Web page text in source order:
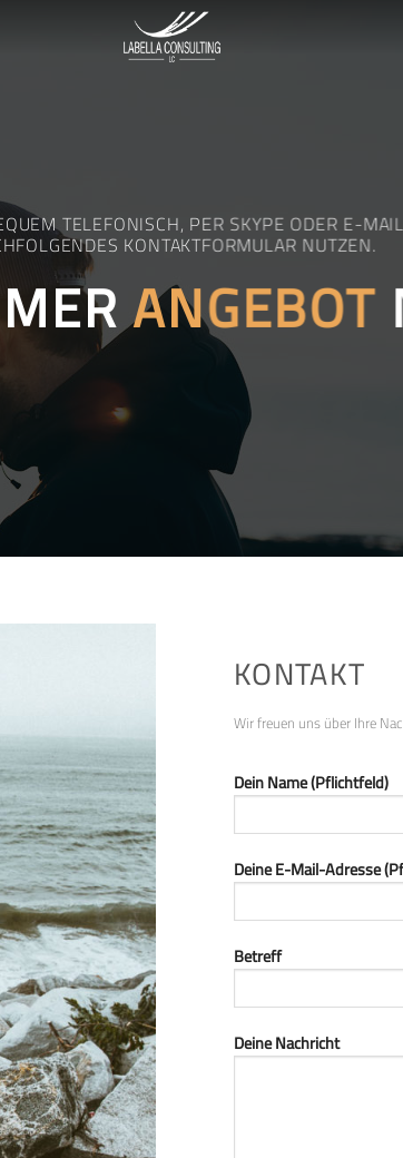
TELEFONISCH, PER SKYPE ODER E-
KONTAKTFORMULAR NUTZEN.
ANGEBOT
KONTAKT
Wir freuen uns über Ihre
Dein Name (Pflichtfeld)
Deine E-Mail-Adresse
Betreff
Deine Nachricht